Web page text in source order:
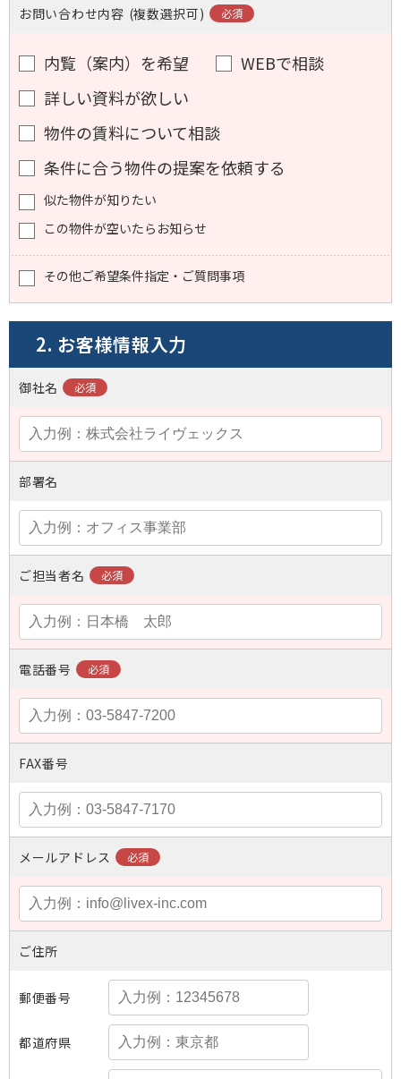
お問い合わせ内容 (複数選択可)
内覧（案内）を希望
WEBで相談
詳しい資料が欲しい
物件の賃料について相談
条件に合う物件の提案を依頼する
似た物件が知りたい
この物件が空いたらお知らせ
その他ご希望条件指定・ご質問事項
2. お客様情報入力
御社名
部署名
ご担当者名
電話番号
FAX番号
メールアドレス
ご住所
郵便番号
都道府県